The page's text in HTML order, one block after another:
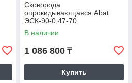
Сковорода
опрокидывающаяся Abat
ЭСК-90-0,47-70
(21000005862)
В наличии
1 086 800 ₸
Купить